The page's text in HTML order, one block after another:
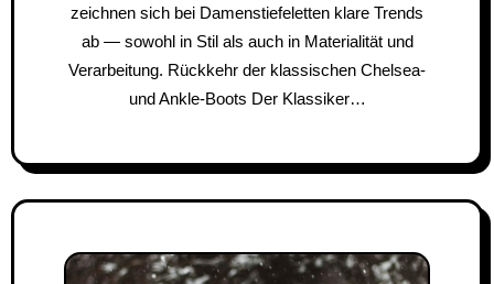
zeichnen sich bei Damenstiefeletten klare Trends
ab — sowohl in Stil als auch in Materialität und
Verarbeitung. Rückkehr der klassischen Chelsea-
und Ankle-Boots Der Klassiker…